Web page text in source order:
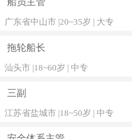
广东省中山市 20~35岁 大专
拖轮船长
汕头市 |18~60岁 | 中专
三副
江苏省盐城市 18~50岁 中专